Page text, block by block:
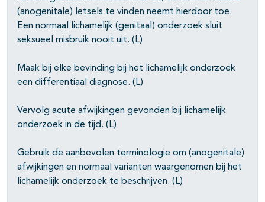
(anogenitale) letsels te vinden neemt hierdoor toe.
Een normaal lichamelijk (genitaal) onderzoek sluit
seksueel misbruik nooit uit. (L)
Maak bij elke bevinding bij het lichamelijk onderzoek
een differentiaal diagnose. (L)
Vervolg acute afwijkingen gevonden bij lichamelijk
onderzoek in de tijd. (L)
Gebruik de aanbevolen terminologie om (anogenitale)
afwijkingen en normaal varianten waargenomen bij het
lichamelijk onderzoek te beschrijven. (L)